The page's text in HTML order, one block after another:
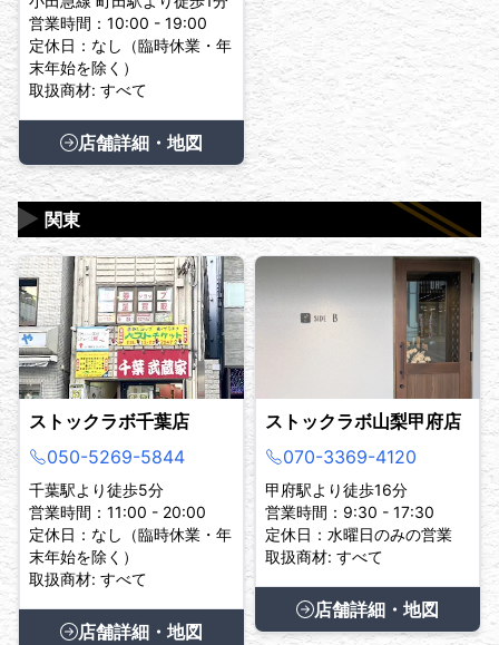
営業時間：10:00 - 19:00
定休日：なし（臨時休業・年
末年始を除く）
取扱商材: すべて
店舗詳細・地図
関東
▶
ストックラボ千葉店
050-5269-5844
千葉駅より徒歩5分
営業時間：11:00 - 20:00
定休日：なし（臨時休業・年
末年始を除く）
取扱商材: すべて
店舗詳細・地図
ストックラボ山梨甲府店
070-3369-4120
甲府駅より徒歩16分
営業時間：9:30 - 17:30
定休日：水曜日のみの営業
取扱商材: すべて
店舗詳細・地図